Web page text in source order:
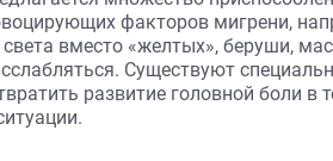
факторов мигрени,
вместо «желтых», беруши,
Существуют
развитие головной боли в